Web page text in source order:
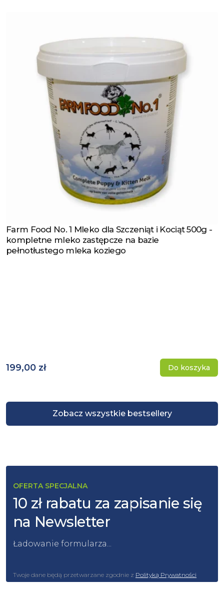
Zobacz wszystkie bestsellery
Zobacz produkt
Farm Food No. 1 Mleko dla Szczeniąt i Kociąt 500g -
kompletne mleko zastępcze na bazie
pełnotłustego mleka koziego
199,00 zł Do koszyka
OFERTA SPECJALNA
10 zł rabatu za zapisanie się
na Newsletter
Ładowanie formularza...
Twoje dane będą przetwarzane zgodnie z Polityką Prywatności